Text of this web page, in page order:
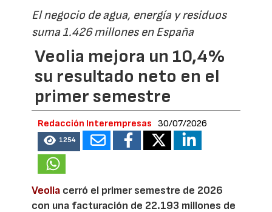
El negocio de agua, energía y residuos
suma 1.426 millones en España
Veolia mejora un 10,4%
su resultado neto en el
primer semestre
Redacción Interempresas 30/07/2026
1254
Veolia cerró el primer semestre de 2026
con una facturación de 22.193 millones de